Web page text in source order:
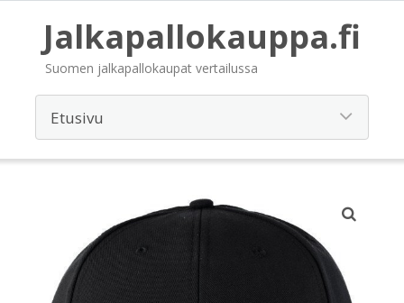
Jalkapallokauppa.fi
Suomen jalkapallokaupat vertailussa